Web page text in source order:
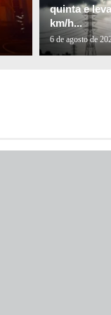
quinta e
km/h...
6 de agosto de